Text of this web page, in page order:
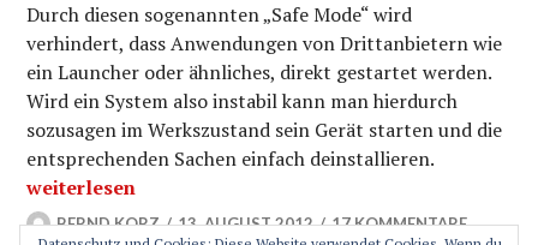
Durch diesen sogenannten „Safe Mode“ wird
verhindert, dass Anwendungen von Drittanbietern wie
ein Launcher oder ähnliches, direkt gestartet werden.
Wird ein System also instabil kann man hierdurch
sozusagen im Werkszustand sein Gerät starten und die
entsprechenden Sachen einfach deinstallieren.
JellyBean abgesicherter Modus starten – Kleiner
weiterlesen
BERND KORZ 13. AUGUST 2012 17 KOMMENTARE